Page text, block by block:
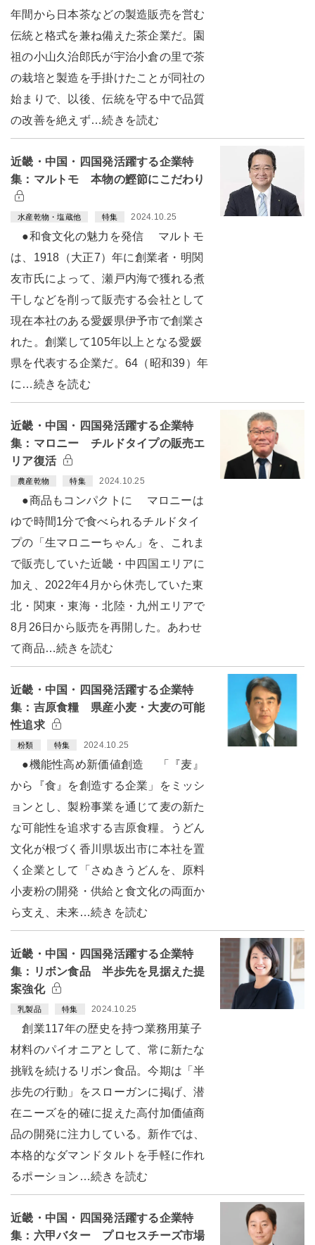
年間から日本茶などの製造販売を営む
伝統と格式を兼ね備えた茶企業だ。園
祖の小山久治郎氏が宇治小倉の里で茶
の栽培と製造を手掛けたことが同社の
始まりで、以後、伝統を守る中で品質
の改善を絶えず…続きを読む
近畿・中国・四国発活躍する企業特
集：マルトモ 本物の鰹節にこだわり
水産乾物・塩蔵他 特集 2024.10.25
●和食文化の魅力を発信 マルトモ
は、1918（大正7）年に創業者・明関
友市氏によって、瀬戸内海で獲れる煮
干しなどを削って販売する会社として
現在本社のある愛媛県伊予市で創業さ
れた。創業して105年以上となる愛媛
県を代表する企業だ。64（昭和39）年
に…続きを読む
近畿・中国・四国発活躍する企業特
集：マロニー チルドタイプの販売エ
リア復活
農産乾物 特集 2024.10.25
●商品もコンパクトに マロニーは
ゆで時間1分で食べられるチルドタイ
プの「生マロニーちゃん」を、これま
で販売していた近畿・中四国エリアに
加え、2022年4月から休売していた東
北・関東・東海・北陸・九州エリアで
8月26日から販売を再開した。あわせ
て商品…続きを読む
近畿・中国・四国発活躍する企業特
集：吉原食糧 県産小麦・大麦の可能
性追求
粉類 特集 2024.10.25
●機能性高め新価値創造 「『麦』
から『食』を創造する企業」をミッシ
ョンとし、製粉事業を通じて麦の新た
な可能性を追求する吉原食糧。うどん
文化が根づく香川県坂出市に本社を置
く企業として「さぬきうどんを、原料
小麦粉の開発・供給と食文化の両面か
ら支え、未来…続きを読む
近畿・中国・四国発活躍する企業特
集：リボン食品 半歩先を見据えた提
案強化
乳製品 特集 2024.10.25
創業117年の歴史を持つ業務用菓子
材料のパイオニアとして、常に新たな
挑戦を続けるリボン食品。今期は「半
歩先の行動」をスローガンに掲げ、潜
在ニーズを的確に捉えた高付加価値商
品の開発に注力している。新作では、
本格的なダマンドタルトを手軽に作れ
るポーション…続きを読む
近畿・中国・四国発活躍する企業特
集：六甲バター プロセスチーズ市場